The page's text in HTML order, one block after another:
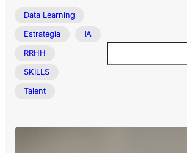
Data Learning
Estrategia IA
RRHH
SKILLS
Talent